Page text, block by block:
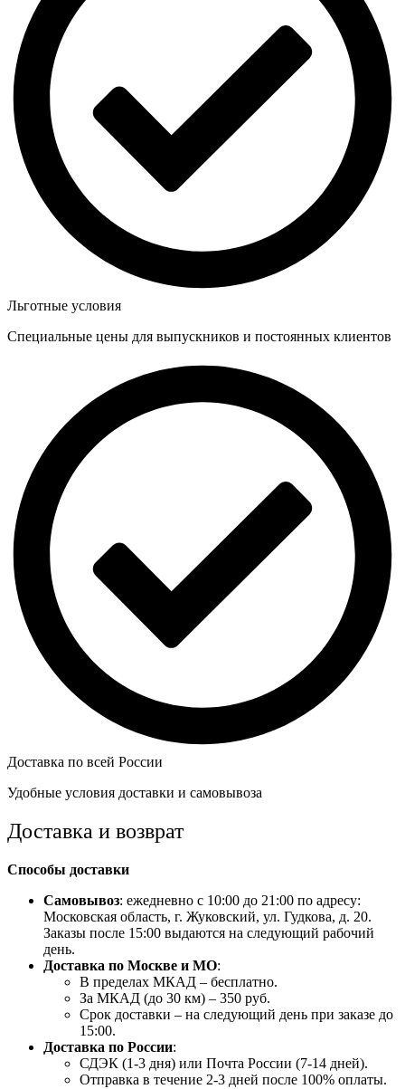
Льготные условия
Специальные цены для выпускников и постоянных клиентов
Доставка по всей России
Удобные условия доставки и самовывоза
Доставка и возврат
Способы доставки
Самовывоз: ежедневно с 10:00 до 21:00 по адресу:
Московская область, г. Жуковский, ул. Гудкова, д. 20.
Заказы после 15:00 выдаются на следующий рабочий
день.
Доставка по Москве и МО:
В пределах МКАД – бесплатно.
За МКАД (до 30 км) – 350 руб.
Срок доставки – на следующий день при заказе до
15:00.
Доставка по России:
СДЭК (1-3 дня) или Почта России (7-14 дней).
Отправка в течение 2-3 дней после 100% оплаты.